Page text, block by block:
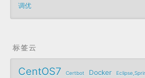
调优
标签云
CentOS7 Certbot Docker